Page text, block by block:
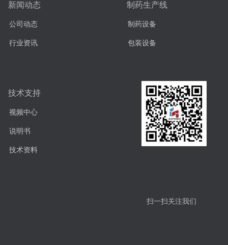
制药生产线
制药设备
包装设备
技术支持
视频中心
说明书
技术资料
新闻动态
公司动态
行业资讯
扫一扫关注我们